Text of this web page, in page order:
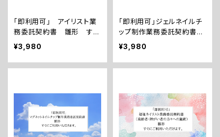
「即利用可」 アイリスト業
務委託契約書 雛形 すぐ
にご利用いただけます。
¥3,980
「即利用可」ジェルネイルチ
ップ制作業務委託契約書
雛形 すぐにご利用いただ
けます。
¥3,980